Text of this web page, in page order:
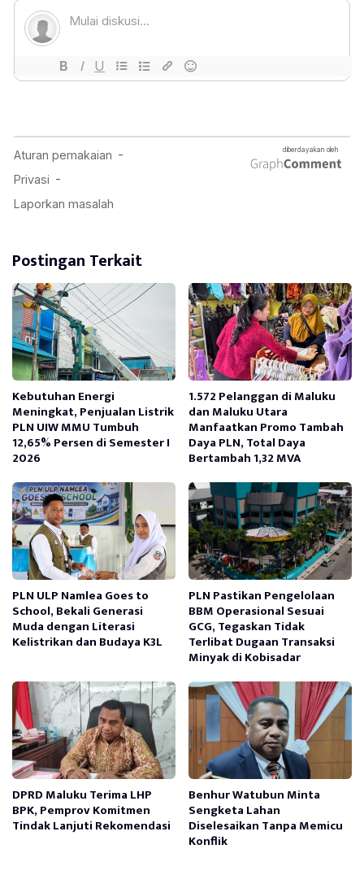
Postingan Terkait
Kebutuhan Energi
Meningkat, Penjualan Listrik
PLN UIW MMU Tumbuh
12,65% Persen di Semester I
2026
1.572 Pelanggan di Maluku
dan Maluku Utara
Manfaatkan Promo Tambah
Daya PLN, Total Daya
Bertambah 1,32 MVA
PLN ULP Namlea Goes to
School, Bekali Generasi
Muda dengan Literasi
Kelistrikan dan Budaya K3L
PLN Pastikan Pengelolaan
BBM Operasional Sesuai
GCG, Tegaskan Tidak
Terlibat Dugaan Transaksi
Minyak di Kobisadar
DPRD Maluku Terima LHP
BPK, Pemprov Komitmen
Tindak Lanjuti Rekomendasi
Benhur Watubun Minta
Sengketa Lahan
Diselesaikan Tanpa Memicu
Konflik